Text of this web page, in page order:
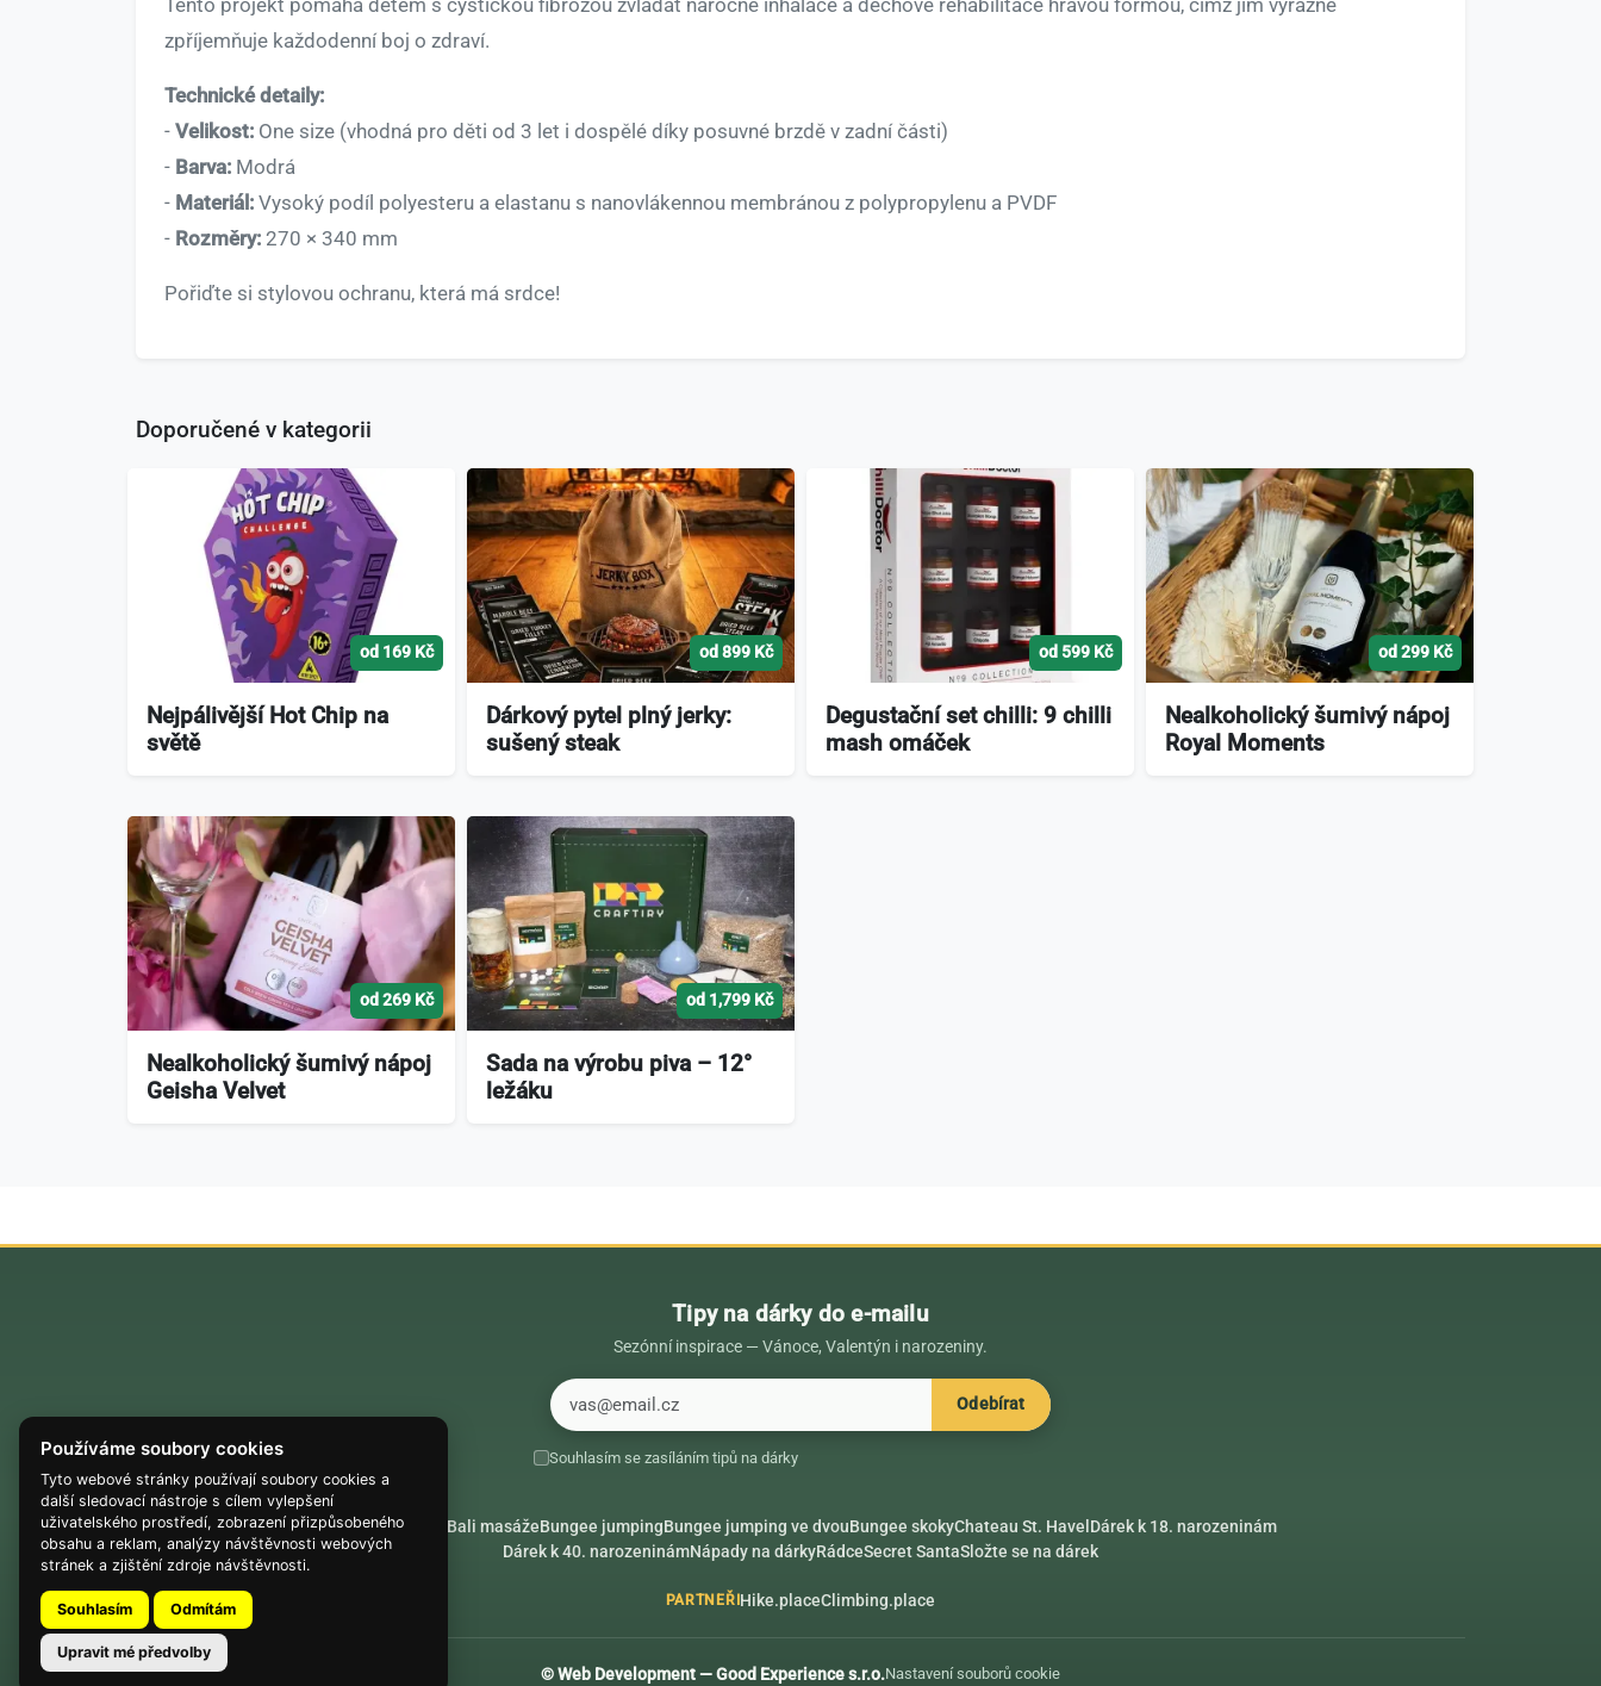
Používáme soubory cookies
Tyto webové stránky používají soubory cookies a
další sledovací nástroje s cílem vylepšení
uživatelského prostředí, zobrazení přizpůsobeného
obsahu a reklam, analýzy návštěvnosti webových
stránek a zjištění zdroje návštěvnosti.
Souhlasím Odmítám
Upravit mé předvolby
Tento projekt pomáhá dětem s cystickou fibrózou zvládat náročné inhalace a dechové rehabilitace hravou formou, čímž jim výrazně
zpříjemňuje každodenní boj o zdraví.
Technické detaily:
- Velikost: One size (vhodná pro děti od 3 let i dospělé díky posuvné brzdě v zadní části)
- Barva: Modrá
- Materiál: Vysoký podíl polyesteru a elastanu s nanovlákennou membránou z polypropylenu a PVDF
- Rozměry: 270 × 340 mm
Pořiďte si stylovou ochranu, která má srdce!
Doporučené v kategorii
od 169 Kč
Nejpálivější Hot Chip na
světě
od 899 Kč
Dárkový pytel plný jerky:
sušený steak
od 599 Kč
Degustační set chilli: 9 chilli
mash omáček
od 299 Kč
Nealkoholický šumivý nápoj
Royal Moments
od 269 Kč
Nealkoholický šumivý nápoj
Geisha Velvet
od 1,799 Kč
Sada na výrobu piva – 12°
ležáku
Tipy na dárky do e-mailu
Sezónní inspirace — Vánoce, Valentýn i narozeniny.
Odebírat
Souhlasím se zasíláním tipů na dárky
Akrobatické lety Bali masážeBungee jumpingBungee jumping ve dvouBungee skokyChateau St. Havel Dárek k 18. narozeninám
Dárek k 40. narozeninámNápady na dárkyRádceSecret SantaSložte se na dárek
PARTNEŘI Hike.placeClimbing.place
© Web Development — Good Experience s.r.o.Nastavení souborů cookie